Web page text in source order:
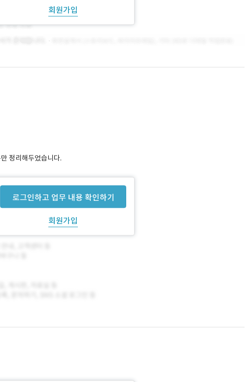
회원가입
로그인하고 업무 내용 확인하기
회원가입
정리해두었습니다.